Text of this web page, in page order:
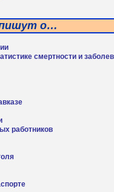
о…
смертности и
работников